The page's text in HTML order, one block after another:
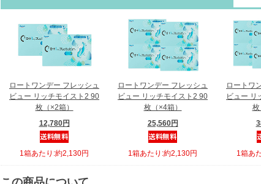
ロートワンデー フレッシュ
ビュー リッチモイスト2 90
枚（×2箱）
12,780円
1箱あたり:約2,130円
ロートワンデー フレッシュ
ビュー リッチモイスト2 90
枚（×4箱）
25,560円
1箱あたり:約2,130円
ロートワ
ビュー リ
枚
1箱あ